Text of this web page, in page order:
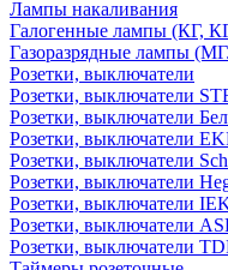
Лампы накаливания
Галогенные лампы (КГ,
Газоразрядные лампы
Розетки, выключатели
Розетки, выключатели
Розетки, выключатели
Розетки, выключатели
Розетки, выключатели
Розетки, выключатели
Розетки, выключатели
Розетки, выключатели
Розетки, выключатели